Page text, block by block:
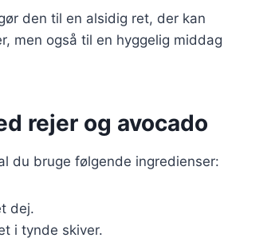
den til en alsidig ret, der kan
men også til en hyggelig middag
rejer og avocado
du bruge følgende ingredienser:
dej.
i tynde skiver.